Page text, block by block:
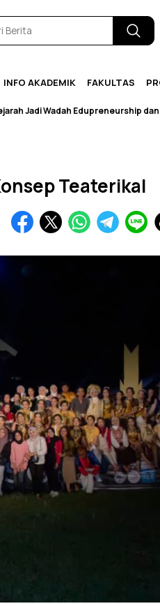
INFO AKADEMIK FAKULTAS
Wadah Edupreneurship dan Wisata
Teaterikal